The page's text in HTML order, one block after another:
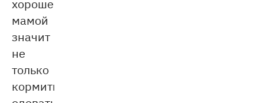
хорошей
мамой
значит
не
только
кормить,